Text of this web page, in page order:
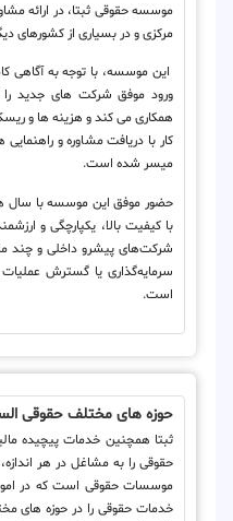
موسسه حقوقی ثبتا، در ارائه
مرکزی و در بسیاری از
این موسسه، با توجه به آگاهی
ورود موفق شرکت های جدید
همکاری می کند و هزینه ها و
کار با دریافت مشاوره و راهنمایی
میسر شده است.
حضور موفق این موسسه با سال
با کیفیت بالا، یکپارچگی و
شرکت‌های پیشرو داخلی و چند
سرمایه‌گذاری یا گسترش
است.
حوزه های مختلف حقوقی
ثبتا همچنین خدمات پیچیده
حقوقی را به مشاغل در هر
موسسات حقوقی است که در امور
خدمات حقوقی را در حوزه های